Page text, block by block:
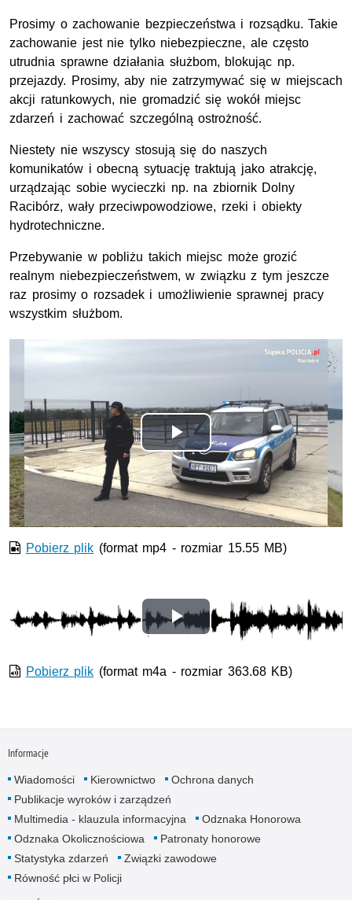
Prosimy o zachowanie bezpieczeństwa i rozsądku. Takie
zachowanie jest nie tylko niebezpieczne, ale często
utrudnia sprawne działania służbom, blokując np.
przejazdy. Prosimy, aby nie zatrzymywać się w miejscach
akcji ratunkowych, nie gromadzić się wokół miejsc
zdarzeń i zachować szczególną ostrożność.
Niestety nie wszyscy stosują się do naszych
komunikatów i obecną sytuację traktują jako atrakcję,
urządzając sobie wycieczki np. na zbiornik Dolny
Racibórz, wały przeciwpowodziowe, rzeki i obiekty
hydrotechniczne.
Przebywanie w pobliżu takich miejsc może grozić
realnym niebezpieczeństwem, w związku z tym jeszcze
raz prosimy o rozsadek i umożliwienie sprawnej pracy
wszystkim służbom.
Odtwórz
wideo
Pobierz plik (format mp4 - rozmiar 15.55 MB)
Odtwórz
wideo
Pobierz plik (format m4a - rozmiar 363.68 KB)
Informacje
Wiadomości Kierownictwo
Ochrona danych
Publikacje wyroków i zarządzeń
Multimedia - klauzula informacyjna
Odznaka Honorowa
Odznaka Okolicznościowa
Patronaty honorowe
Statystyka zdarzeń
Związki zawodowe
Równość płci w Policji